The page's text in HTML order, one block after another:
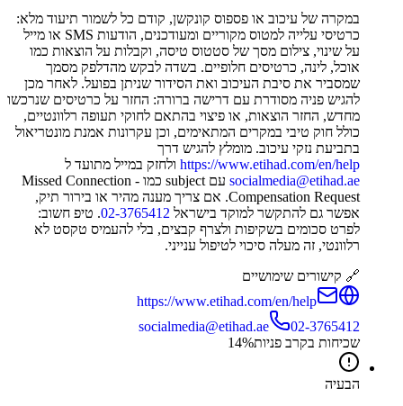
במקרה של עיכוב או פספוס קונקשן, קודם כל לשמור תיעוד מלא:
כרטיסי עלייה למטוס מקוריים ומעודכנים, הודעות SMS או מייל
על שינוי, צילום מסך של סטטוס טיסה, וקבלות על הוצאות כמו
אוכל, לינה, כרטיסים חלופיים. בשדה לבקש מהדלפק מסמך
שמסביר את סיבת העיכוב ואת הסידור שניתן בפועל. לאחר מכן
להגיש פניה מסודרת עם דרישה ברורה: החזר על כרטיסים שנרכשו
מחדש, החזר הוצאות, או פיצוי בהתאם לחוקי תעופה רלוונטיים,
כולל חוק טיבי במקרים המתאימים, וכן עקרונות אמנת מונטריאול
בתביעת נזקי עיכוב. מומלץ להגיש דרך
https://www.etihad.com/en/help ולחזק במייל מתועד ל
socialmedia@etihad.ae
עם subject כמו Missed Connection -
Compensation Request. אם צריך מענה מהיר או בירור תיק,
אפשר גם להתקשר למוקד בישראל 02-3765412. טיפ חשוב:
לפרט סכומים בשקיפות ולצרף קבצים, בלי להעמיס טקסט לא
רלוונטי, זה מעלה סיכוי לטיפול ענייני.
🔗 קישורים שימושיים
https://www.etihad.com/en/help
socialmedia@etihad.ae
02-3765412
שכיחות בקרב פניות
14%
הבעיה